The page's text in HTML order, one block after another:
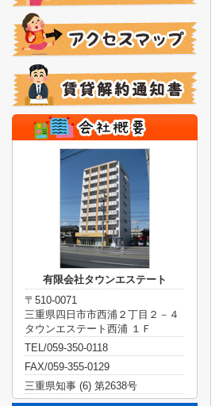
有限会社タウンエステート
〒510-0071
三重県四日市市西浦２丁目２－４
タウンエステート西浦 １Ｆ
TEL/059-350-0118
FAX/059-355-0129
三重県知事 (6) 第2638号